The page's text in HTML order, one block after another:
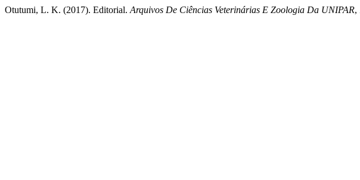
Otutumi, L. K. (2017). Editorial. Arquivos De Ciências Veterinárias E Zoologia Da UNIPAR,